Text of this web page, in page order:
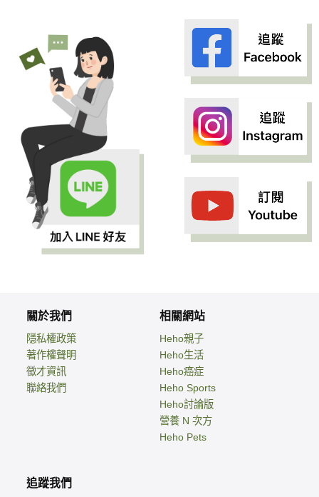
關於我們
隱私權政策
著作權聲明
徵才資訊
聯絡我們
相關網站
Heho親子
Heho生活
Heho癌症
Heho Sports
Heho討論版
營養 N 次方
Heho Pets
追蹤我們